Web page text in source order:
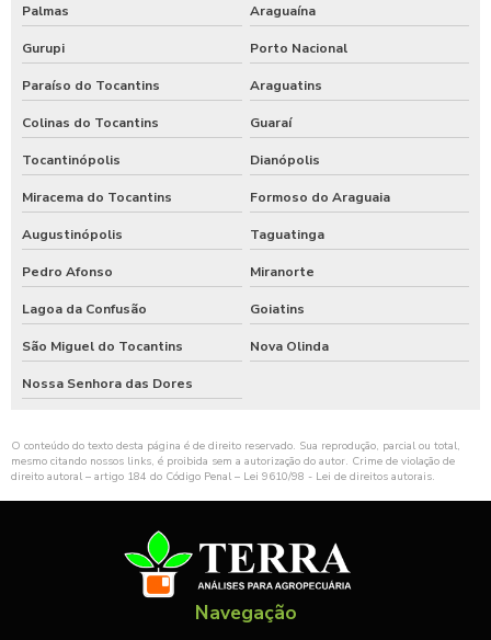
Palmas
Araguaína
Gurupi Porto Nacional
Paraíso do Tocantins Araguatins
Colinas do Tocantins Guaraí
Tocantinópolis Dianópolis
Miracema do Tocantins Formoso do Araguaia
Augustinópolis Taguatinga
Pedro Afonso Miranorte
Lagoa da Confusão Goiatins
São Miguel do Tocantins Nova Olinda
Nossa Senhora das Dores
O conteúdo do texto desta página é de direito reservado. Sua reprodução, parcial ou total,
mesmo citando nossos links, é proibida sem a autorização do autor. Crime de violação de
direito autoral – artigo 184 do Código Penal – Lei 9610/98 - Lei de direitos autorais.
Navegação